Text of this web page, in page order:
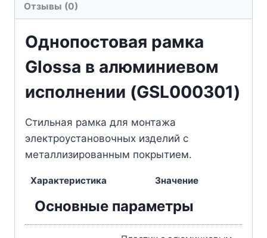
Отзывы (0)
Однопостовая рамка
Glossa в алюминиевом
исполнении (GSL000301)
Стильная рамка для монтажа
электроустановочных изделий с
металлизированным покрытием.
Характеристика Значение
Основные параметры